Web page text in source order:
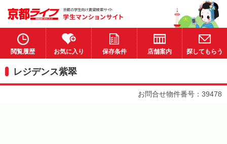
閲覧履歴 お気に入り 保存条件 店舗案内 探してもらう
レジデンス紫翠
お問合せ物件番号：39478